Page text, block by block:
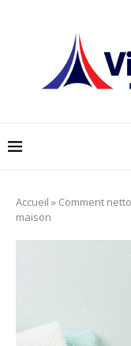
Accueil » Comment
maison